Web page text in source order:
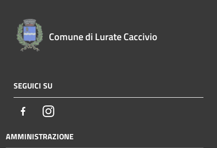
Comune di Lurate Caccivio
SEGUICI SU
FacebookInstagram
AMMINISTRAZIONE